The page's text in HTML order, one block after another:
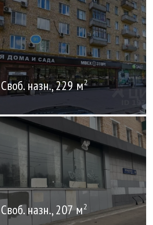
Своб. назн., 229 м2
Своб. назн., 207 м2